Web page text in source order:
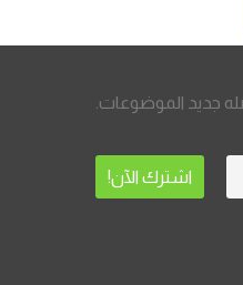
جديد الموضوعات.